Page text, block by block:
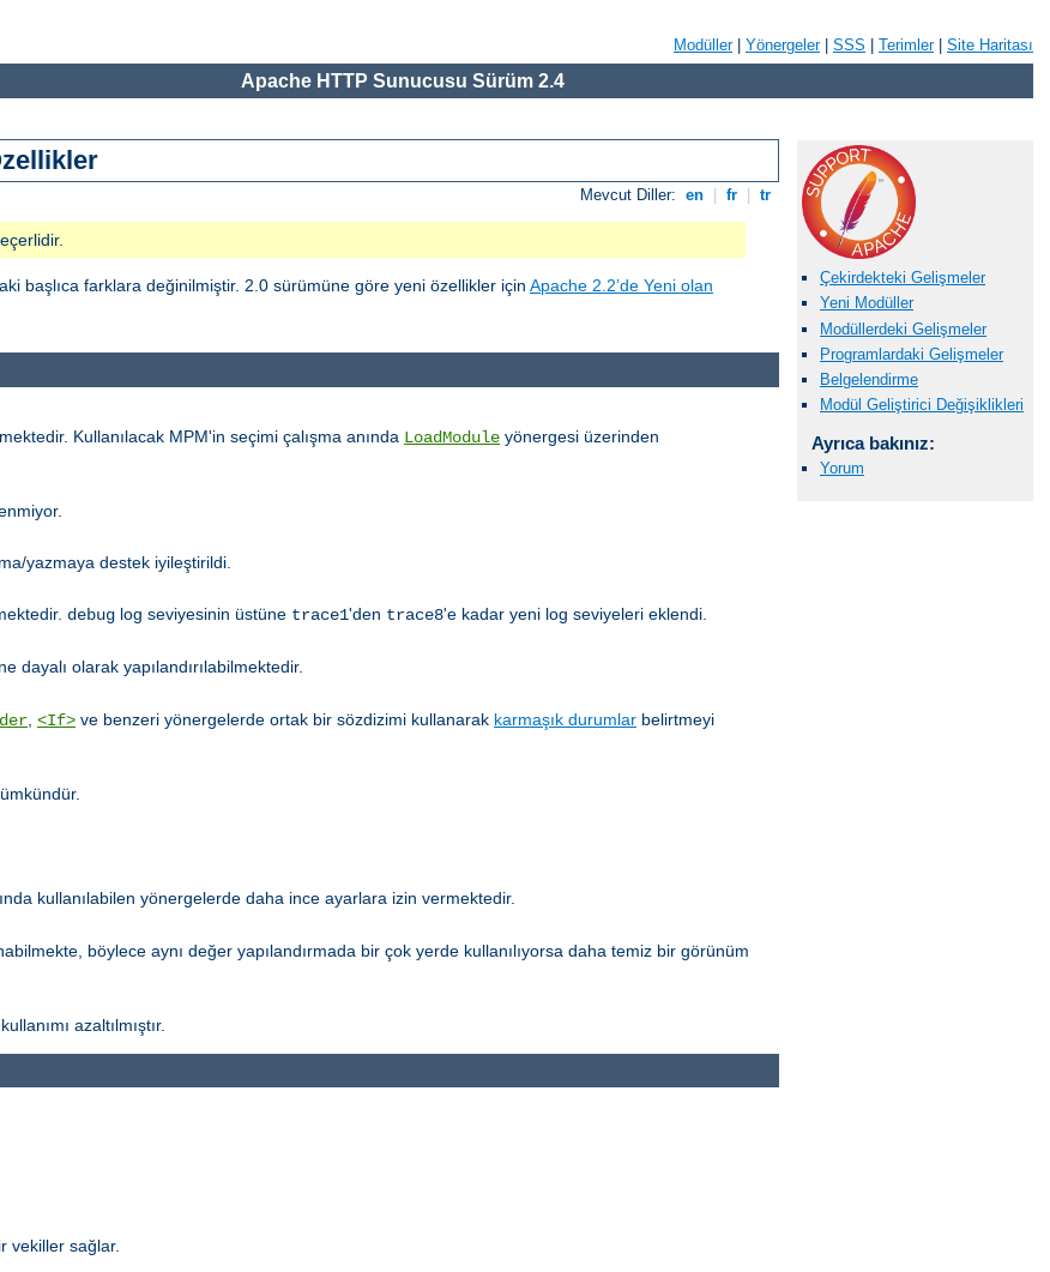
Modüller| Yönergeler| SSS Terimler| Site Haritası
Apache HTTP Sunucusu Sürüm 2.4
Mevcut Diller: en fr tr
başlıca farklara değinilmiştir. 2.0 sürümüne göre yeni özellikler için Apache 2.2’de Yeni olan
Çekirdekteki Gelişmeler
Yeni Modüller
Modüllerdeki Gelişmeler
Programlardaki Gelişmeler
Belgelendirme
Modül Geliştirici Değişiklikleri
Ayrıca bakınız:
Yorum
Kullanılacak MPM'in seçimi çalışma anında LoadModule yönergesi üzerinden
yazmaya destek iyileştirildi.
debug log seviyesinin üstüne trace1'den trace8'e kadar yeni log seviyeleri eklendi.
dayalı olarak yapılandırılabilmektedir.
<If> ve benzeri yönergelerde ortak bir sözdizimi kullanarak karmaşık durumlar belirtmeyi
kullanılabilen yönergelerde daha ince ayarlara izin vermektedir.
böylece aynı değer yapılandırmada bir çok yerde kullanılıyorsa daha temiz bir görünüm
azaltılmıştır.
vekiller sağlar.